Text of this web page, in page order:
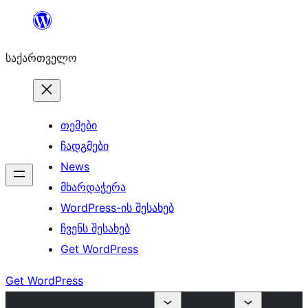
შიგთავსზე
საქართველო
თემები
ჩადგმები
News
მხარდაჭერა
WordPress-ის შესახებ
ჩვენს შესახებ
Get WordPress
Get WordPress